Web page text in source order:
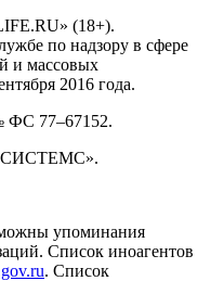
(18+).
по надзору в сфере
и массовых
2016 года.
ФС 77–67152.
упоминания
Список иноагентов
. Список